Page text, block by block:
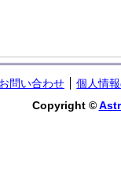
お問い合わせ
個人情
Copyright ©